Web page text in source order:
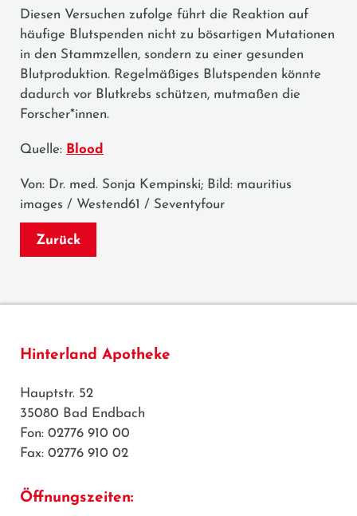
Diesen Versuchen zufolge führt die Reaktion auf
häufige Blutspenden nicht zu bösartigen Mutationen
in den Stammzellen, sondern zu einer gesunden
Blutproduktion. Regelmäßiges Blutspenden könnte
dadurch vor Blutkrebs schützen, mutmaßen die
Forscher*innen.
Quelle: Blood
Von: Dr. med. Sonja Kempinski; Bild: mauritius
images / Westend61 / Seventyfour
Zurück
Hinterland Apotheke
Hauptstr. 52
35080 Bad Endbach
Fon: 02776 910 00
Fax: 02776 910 02
Öffnungszeiten: